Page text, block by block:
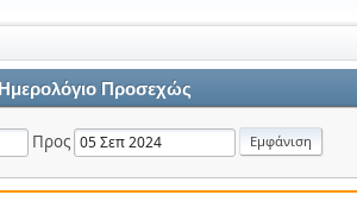
Ημερολόγιο Προσεχώς
Προς